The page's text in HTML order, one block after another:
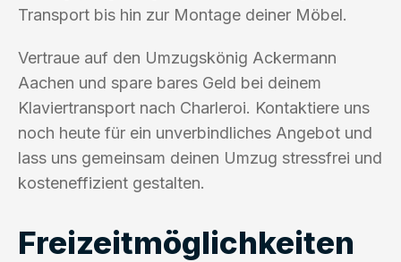
Transport bis hin zur Montage deiner Möbel.
Vertraue auf den Umzugskönig Ackermann
Aachen und spare bares Geld bei deinem
Klaviertransport nach Charleroi. Kontaktiere uns
noch heute für ein unverbindliches Angebot und
lass uns gemeinsam deinen Umzug stressfrei und
kosteneffizient gestalten.
Freizeitmöglichkeiten